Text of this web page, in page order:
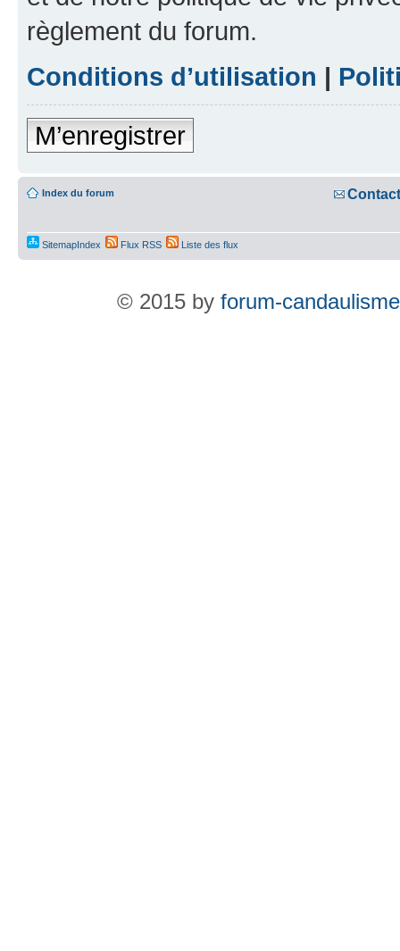
règlement du forum.
Conditions d’utilisation |
M’enregistrer
Index du forum Contact
SitemapIndex Flux RSS Liste des flux
© 2015 by forum-